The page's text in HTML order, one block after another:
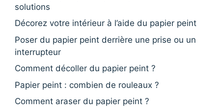
solutions
Décorez votre intérieur à l’aide du papier peint
Poser du papier peint derrière une prise ou un
interrupteur
Comment décoller du papier peint ?
Papier peint : combien de rouleaux ?
Comment araser du papier peint ?